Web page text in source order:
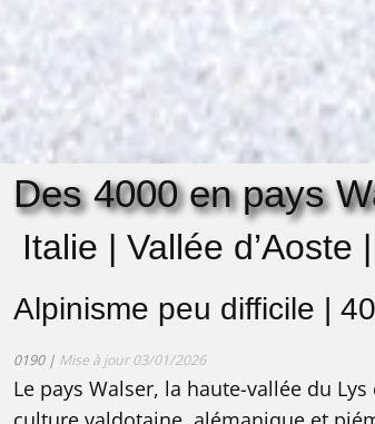
Des 4000 en pays
Italie | Vallée d’Aoste
Alpinisme peu difficile |
0190 | Mise à jour 03/01/2026
Le pays Walser, la haute-vallée du